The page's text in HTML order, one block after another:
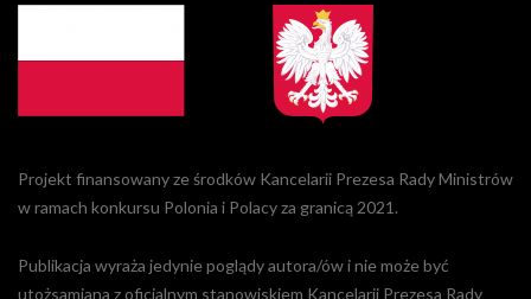
Projekt finansowany ze środków Kancelarii Prezesa Rady Ministrów
w ramach konkursu Polonia i Polacy za granicą 2021.
Publikacja wyraża jedynie poglądy autora/ów i nie może być
utożsamiana z oficjalnym stanowiskiem Kancelarii Prezesa Rady